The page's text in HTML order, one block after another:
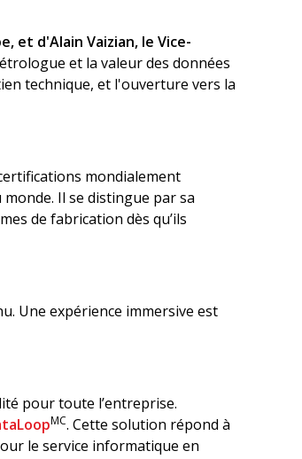
et d'Alain Vaizian, le Vice-
et la valeur des données
technique, et l'ouverture vers la
mondialement
Il se distingue par sa
de fabrication dès qu’ils
Une expérience immersive est
pour toute l’entreprise.
MC. Cette solution répond à
le service informatique en